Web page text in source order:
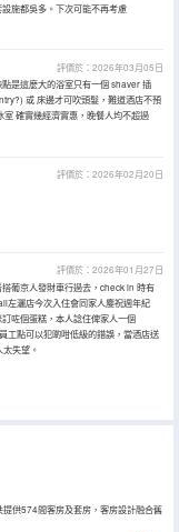
施都吳多。下次可能不再考慮
評價於：2026年03月05日
是這麼大的浴室只有一個 shaver 插
或 床邊才可吹頭髮，難道酒店不預
確實幾經濟實惠，晚餐人均不超過
評價於：2026年02月20日
評價於：2026年01月27日
葡京人發財車行過去，check in 時有
左灑店今次入住會同家人𪊓祝週年紀
咗個蛋糕，本人諗住俾家人一個
工點可以犯啲咁低級的錯誤，當酒店送
失望。
供574間客房及套房，客房設計融合舊